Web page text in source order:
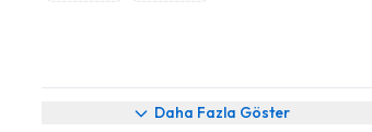
Daha Fazla Göster